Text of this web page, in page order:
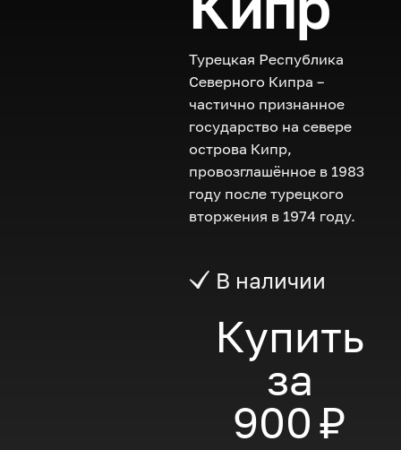
Турецкая Республика
Северного Кипра –
частично признанное
государство на севере
острова Кипр,
провозглашённое в 1983
году после турецкого
вторжения в 1974 году.
В наличии
Купить
за
900 ₽